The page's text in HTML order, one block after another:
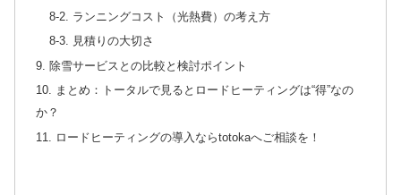
8-2. ランニングコスト（光熱費）の考え方
8-3. 見積りの大切さ
9. 除雪サービスとの比較と検討ポイント
10. まとめ：トータルで見るとロードヒーティングは“得”なの
か？
11. ロードヒーティングの導入ならtotokaへご相談を！